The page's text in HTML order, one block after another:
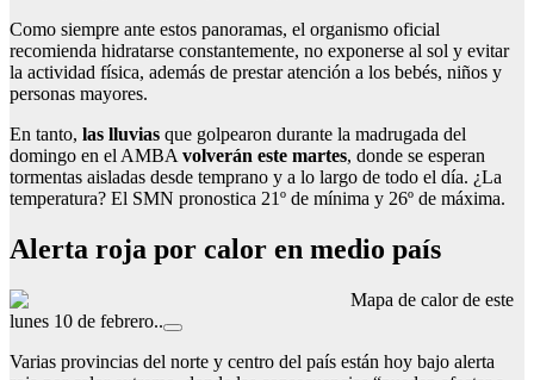
Como siempre ante estos panoramas, el organismo oficial
recomienda hidratarse constantemente, no exponerse al sol y evitar
la actividad física, además de prestar atención a los bebés, niños y
personas mayores.
En tanto, las lluvias que golpearon durante la madrugada del
domingo en el AMBA volverán este martes, donde se esperan
tormentas aisladas desde temprano y a lo largo de todo el día. ¿La
temperatura? El SMN pronostica 21º de mínima y 26º de máxima.
Alerta roja por calor en medio país
Mapa de calor de este
lunes 10 de febrero..
Varias provincias del norte y centro del país están hoy bajo alerta